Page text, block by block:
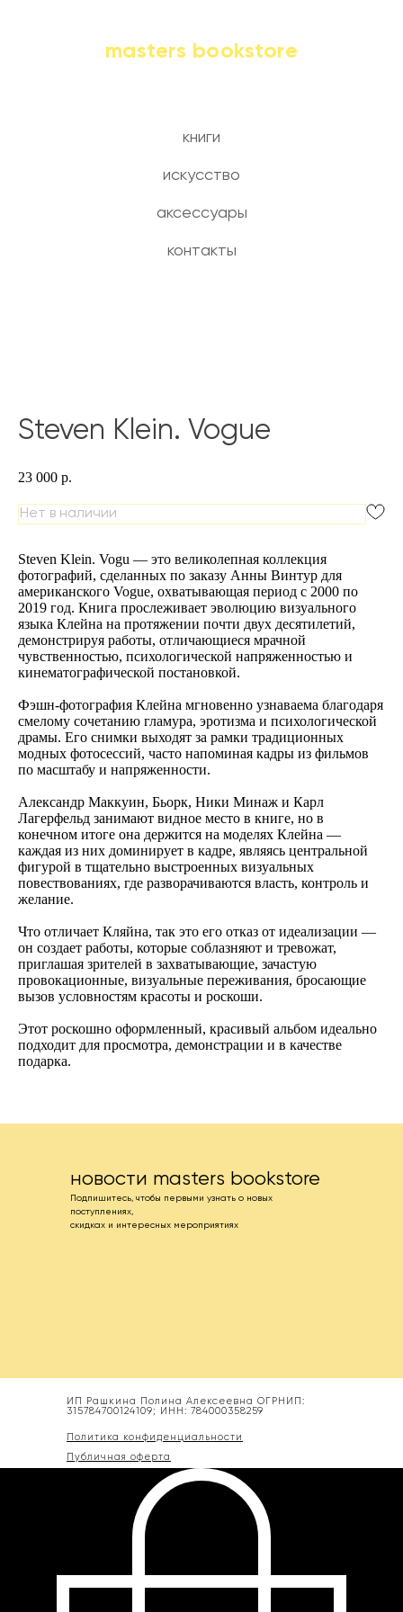
masters bookstore
книги
искусство
аксессуары
контакты
Steven Klein. Vogue
23 000 р.
Нет в наличии
Steven Klein. Vogu — это великолепная коллекция
фотографий, сделанных по заказу Анны Винтур для
американского Vogue, охватывающая период с 2000 по
2019 год. Книга прослеживает эволюцию визуального
языка Клейна на протяжении почти двух десятилетий,
демонстрируя работы, отличающиеся мрачной
чувственностью, психологической напряженностью и
кинематографической постановкой.
Фэшн-фотография Клейна мгновенно узнаваема благодаря
смелому сочетанию гламура, эротизма и психологической
драмы. Его снимки выходят за рамки традиционных
модных фотосессий, часто напоминая кадры из фильмов
по масштабу и напряженности.
Александр Маккуин, Бьорк, Ники Минаж и Карл
Лагерфельд занимают видное место в книге, но в
конечном итоге она держится на моделях Клейна —
каждая из них доминирует в кадре, являясь центральной
фигурой в тщательно выстроенных визуальных
повествованиях, где разворачиваются власть, контроль и
желание.
Что отличает Кляйна, так это его отказ от идеализации —
он создает работы, которые соблазняют и тревожат,
приглашая зрителей в захватывающие, зачастую
провокационные, визуальные переживания, бросающие
вызов условностям красоты и роскоши.
Этот роскошно оформленный, красивый альбом идеально
подходит для просмотра, демонстрации и в качестве
подарка.
новости masters bookstore
Подпишитесь, чтобы первыми узнать о новых
поступлениях,
скидках и интересных мероприятиях
ИП Рашкина Полина Алексеевна ОГРНИП:
315784700124109; ИНН: 784000358259
Политика конфиденциальности
Публичная оферта